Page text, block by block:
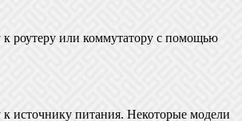
роутеру или коммутатору с помощью
источнику питания. Некоторые модели